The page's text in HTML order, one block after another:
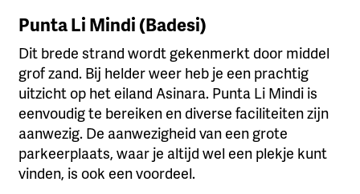
Punta Li Mindi (Badesi)
Dit brede strand wordt gekenmerkt door middel
grof zand. Bij helder weer heb je een prachtig
uitzicht op het eiland Asinara. Punta Li Mindi is
eenvoudig te bereiken en diverse faciliteiten zijn
aanwezig. De aanwezigheid van een grote
parkeerplaats, waar je altijd wel een plekje kunt
vinden, is ook een voordeel.